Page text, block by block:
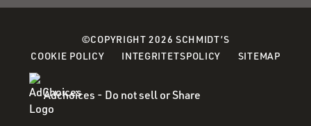
©COPYRIGHT 2026 SCHMIDT’S
COOKIE POLICY(OPENS
A
INTEGRITETSPOLICY (OPENS
SITEMAP
Adchoices - Do not sell or Share